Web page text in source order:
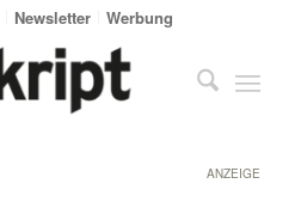
Newsletter Werbung
ANZEIGE